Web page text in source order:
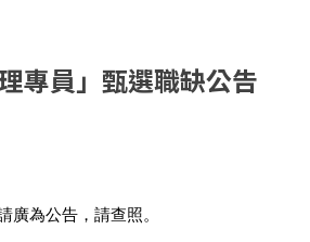
專員」甄選職缺公告
為公告，請查照。